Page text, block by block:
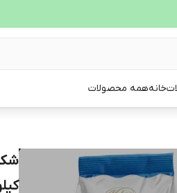
خانههمه محصولات